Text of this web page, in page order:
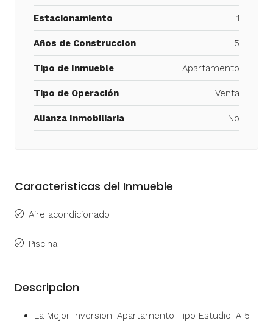
Estacionamiento 1
Años de Construccion 5
Tipo de Inmueble Apartamento
Tipo de Operación Venta
Alianza Inmobiliaria No
Caracteristicas del Inmueble
Aire acondicionado
Piscina
Descripcion
La Mejor Inversion. Apartamento Tipo Estudio. A 5